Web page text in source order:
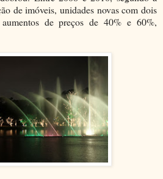
de imóveis, unidades novas com dois
de preços de 40% e 60%,